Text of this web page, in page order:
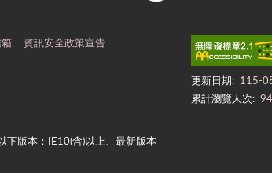
箱 資訊安全政策宣告
下版本：IE10(含)以上、最新版本
更新日期:
115-
累計瀏覽人次: